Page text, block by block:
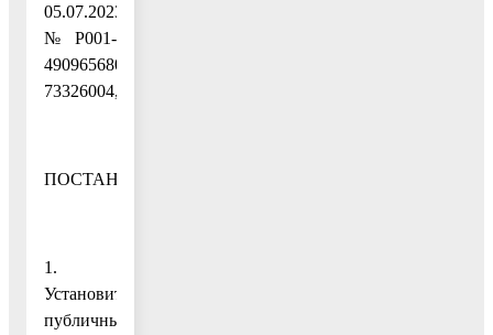
05.07.2023
№ P001-
4909656807-
73326004,
ПОСТАНОВЛЯЮ:
1.
Установить
публичный